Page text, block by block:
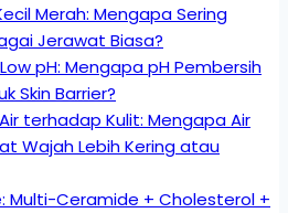
Merah: Mengapa Sering
Jerawat Biasa?
pH: Mengapa pH Pembersih
Skin Barrier?
terhadap Kulit: Mengapa Air
Wajah Lebih Kering atau
Multi-Ceramide + Cholesterol +